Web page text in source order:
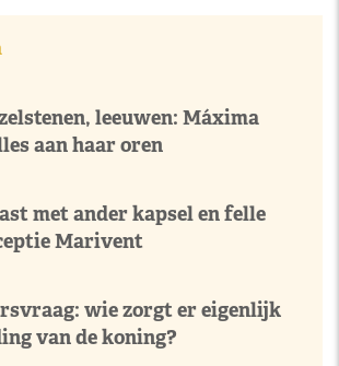
leeuwen: Máxima
aan haar oren
met ander kapsel en felle
Marivent
wie zorgt er eigenlijk
van de koning?